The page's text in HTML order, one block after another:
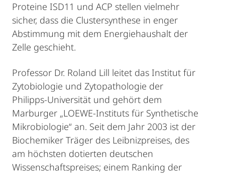
Proteine ISD11 und ACP stellen vielmehr
sicher, dass die Clustersynthese in enger
Abstimmung mit dem Energiehaushalt der
Zelle geschieht.
Professor Dr. Roland Lill leitet das Institut für
Zytobiologie und Zytopathologie der
Philipps-Universität und gehört dem
Marburger „LOEWE-Instituts für Synthetische
Mikrobiologie“ an. Seit dem Jahr 2003 ist der
Biochemiker Träger des Leibnizpreises, des
am höchsten dotierten deutschen
Wissenschaftspreises; einem Ranking der